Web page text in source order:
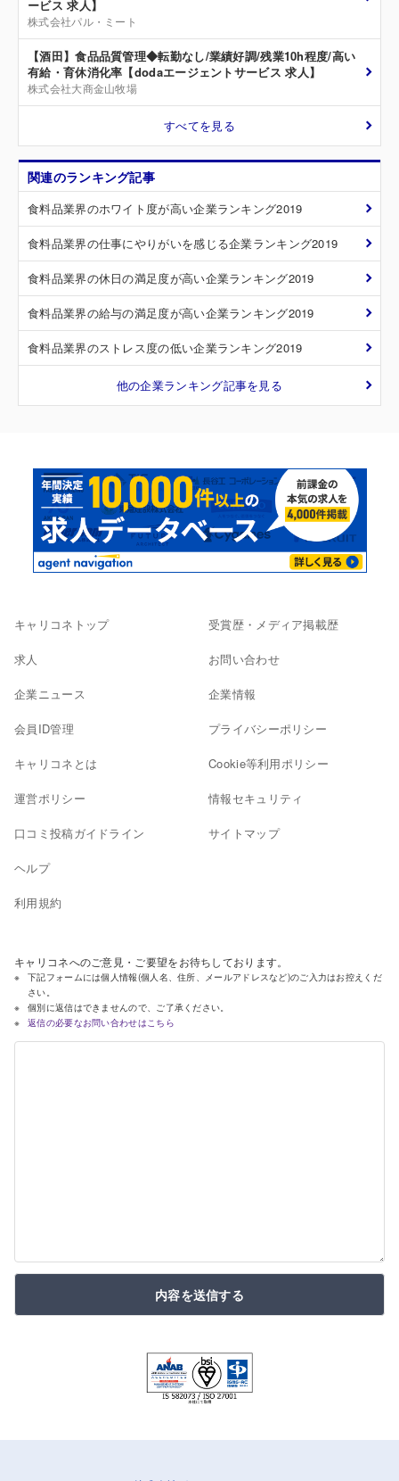
ービス 求人】
株式会社パル・ミート
【酒田】食品品質管理◆転勤なし/業績好調/残業10h程度/高い
有給・育休消化率【dodaエージェントサービス 求人】
株式会社大商金山牧場
すべてを見る
関連のランキング記事
食料品業界のホワイト度が高い企業ランキング2019
食料品業界の仕事にやりがいを感じる企業ランキング2019
食料品業界の休日の満足度が高い企業ランキング2019
食料品業界の給与の満足度が高い企業ランキング2019
食料品業界のストレス度の低い企業ランキング2019
他の企業ランキング記事を見る
キャリコネトップ
求人
企業ニュース
会員ID管理
キャリコネとは
運営ポリシー
口コミ投稿ガイドライン
ヘルプ
利用規約
受賞歴・メディア掲載歴
お問い合わせ
企業情報
プライバシーポリシー
Cookie等利用ポリシー
情報セキュリティ
サイトマップ
キャリコネへのご意見・ご要望をお待ちしております。
下記フォームには個人情報(個人名、住所、メールアドレスなど)のご入力はお控えくだ
さい。
個別に返信はできませんので、ご了承ください。
返信の必要なお問い合わせはこちら
内容を送信する